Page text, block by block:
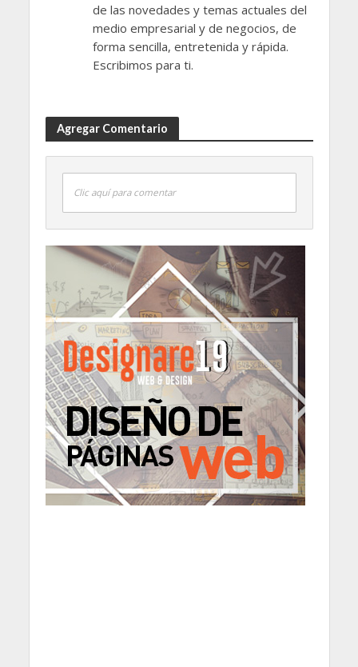
de las novedades y temas actuales del
medio empresarial y de negocios, de
forma sencilla, entretenida y rápida.
Escribimos para ti.
Agregar Comentario
Clic aquí para comentar